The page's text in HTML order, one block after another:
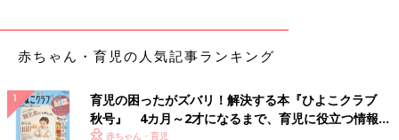
は便秘といえます。
る？「原因」と「解消法」を徹底チェッ
ク
新生児の赤ちゃんは平均して１日に５〜７回程
度、水っぽいウンチをするといわれます。にも
赤ちゃん・育児の人気記事ランキング
育児の困ったがズバリ！解決する本『ひよこクラブ
秋号』 4カ月～2才になるまで、育児に役立つ情報が
いっぱい！
赤ちゃん・育児